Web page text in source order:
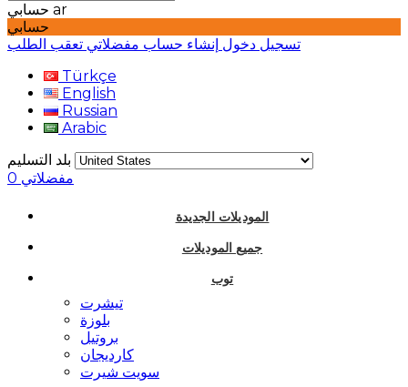
ar
حسابي
تسجيل دخول إنشاء حساب مفضلاتي تعقب الطلب
Türkçe
English
Russian
Arabic
بلد التسليم
مفضلاتي 0
الموديلات الجديدة
جميع الموديلات
توب
تيشرت
بلوزة
بروتيل
كارديجان
سويت شيرت